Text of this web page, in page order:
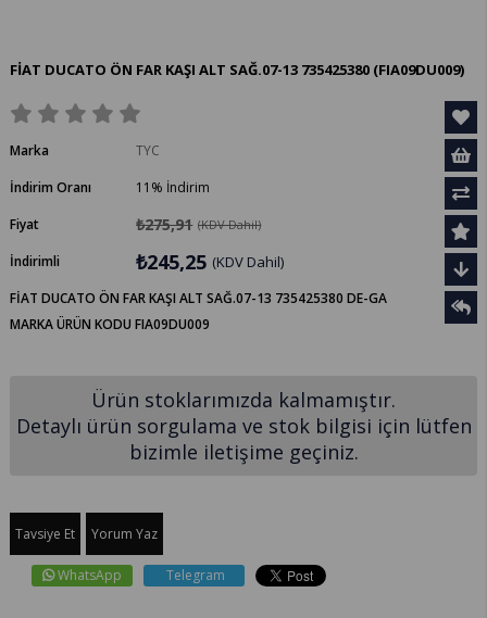
FİAT DUCATO ÖN FAR KAŞI ALT SAĞ.07-13 735425380 (FIA09DU009)
Marka
TYC
İndirim Oranı
%
11
İndirim
Fiyat
₺275,91 (KDV Dahil)
İndirimli ₺245,25 (KDV Dahil)
FİAT DUCATO ÖN FAR KAŞI ALT SAĞ.07-13 735425380 DE-GA
MARKA ÜRÜN KODU FIA09DU009
Ürün stoklarımızda kalmamıştır.
Detaylı ürün sorgulama ve stok bilgisi için lütfen
bizimle iletişime geçiniz.
Tavsiye Et Yorum Yaz
WhatsApp Telegram